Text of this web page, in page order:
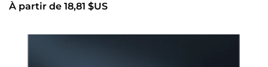
À partir de 18,81 $US